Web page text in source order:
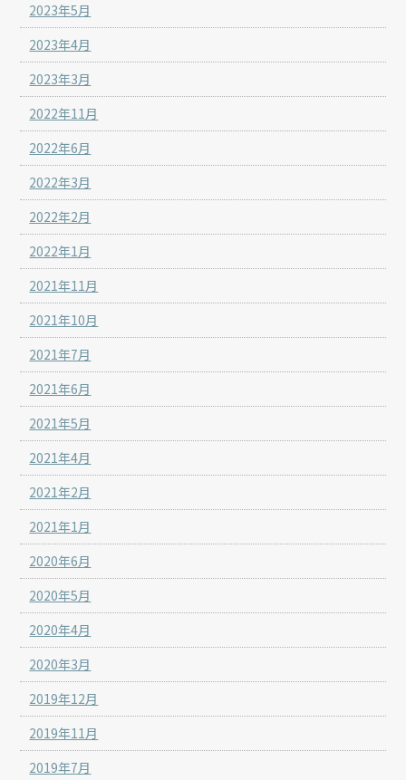
2023年5月
2023年4月
2023年3月
2022年11月
2022年6月
2022年3月
2022年2月
2022年1月
2021年11月
2021年10月
2021年7月
2021年6月
2021年5月
2021年4月
2021年2月
2021年1月
2020年6月
2020年5月
2020年4月
2020年3月
2019年12月
2019年11月
2019年7月